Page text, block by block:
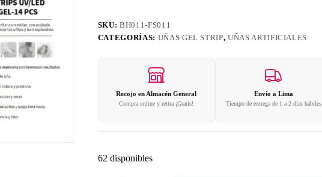
SKU:BH011-FS011
CATEGORÍAS: UÑAS GEL STRIP,UÑAS ARTIFICIALES
Recojo en Almacén General
Compra online y retira ¡Gratis!
Envío a Lima
Tiempo de entrega de 1 a 2 días hábiles
62 disponibles